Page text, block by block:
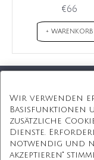
€66
+ WARENKORB
Kostenlose
Kostenlose
Wir verwenden
Basisfunktionen
zusätzliche
Dienste.
notwendig und
akzeptieren"